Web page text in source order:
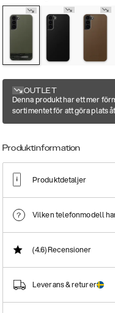
OUTLET
Denna produkt har ett mer
sortimentet för att göra plats
Produktinformation
Produktdetaljer
Vilken telefonmodell
(4.6)Recensioner
Leverans & returer